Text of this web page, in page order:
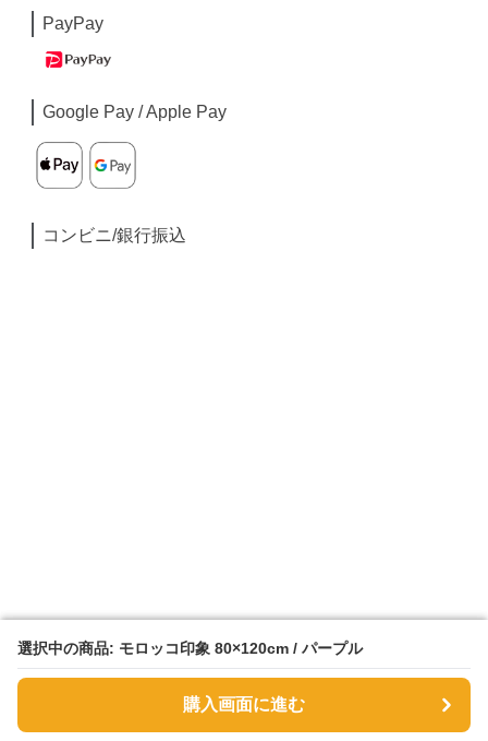
選択中の商品: モロッコ印象 80×120cm / パープル
購入画面に進む
選択中の商品: モロッコ印象 80×120cm / パープル
購入画面に進む
PayPay
Google Pay / Apple Pay
コンビニ/銀行振込